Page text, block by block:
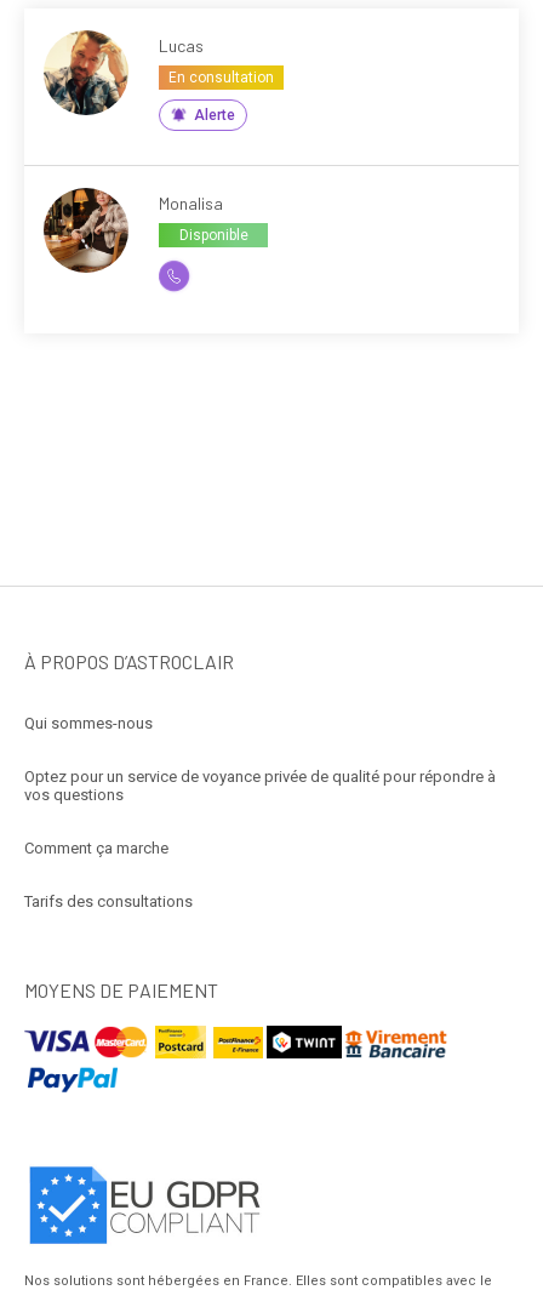
Lucas
En consultation
Alerte
Monalisa
Disponible
À PROPOS D’ASTROCLAIR
Qui sommes-nous
Optez pour un service de voyance privée de qualité pour répondre à
vos questions
Comment ça marche
Tarifs des consultations
MOYENS DE PAIEMENT
Nos solutions sont hébergées en France. Elles sont compatibles avec le